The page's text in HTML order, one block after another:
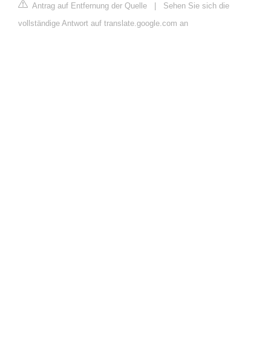
Antrag auf Entfernung der Quelle | Sehen Sie sich die
vollständige Antwort auf translate.google.com an